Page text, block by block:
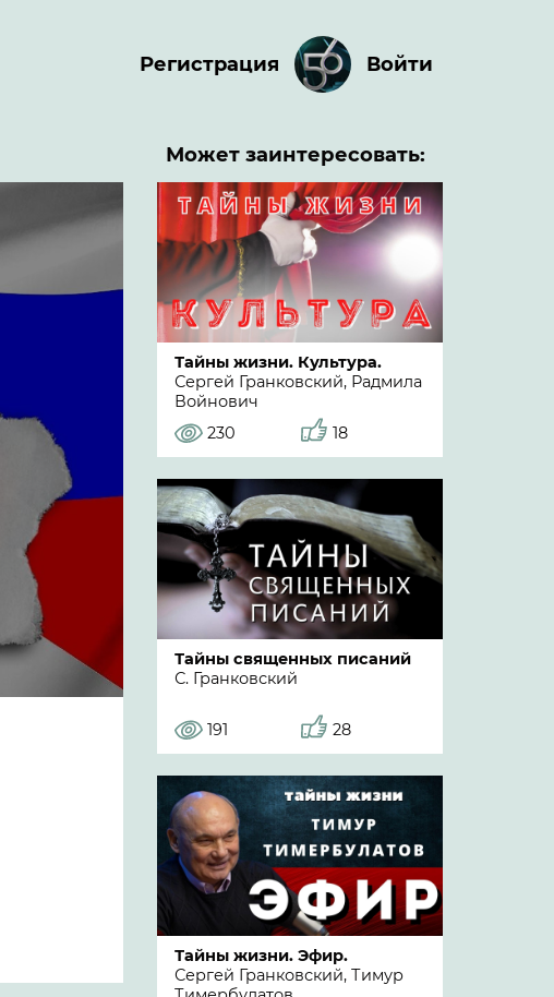
Регистрация Войти
Может заинтересовать:
Тайны жизни. Культура.
Сергей Гранковский, Радмила
Войнович
230
18
Тайны священных писаний
С. Гранковский
191 28
Тайны жизни. Эфир.
Сергей Гранковский, Тимур